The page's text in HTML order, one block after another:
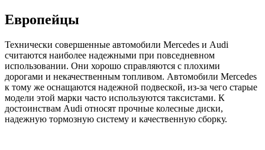
Европейцы
Технически совершенные автомобили Mercedes и Audi
считаются наиболее надежными при повседневном
использовании. Они хорошо справляются с плохими
дорогами и некачественным топливом. Автомобили Mercedes
к тому же оснащаются надежной подвеской, из-за чего старые
модели этой марки часто используются таксистами. К
достоинствам Audi относят прочные колесные диски,
надежную тормозную систему и качественную сборку.